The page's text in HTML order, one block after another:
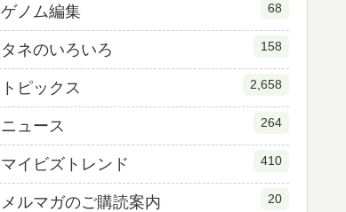
ゲノム編集 68
タネのいろいろ 158
トピックス 2,658
ニュース 264
マイビズトレンド 410
メルマガのご購読案内 20